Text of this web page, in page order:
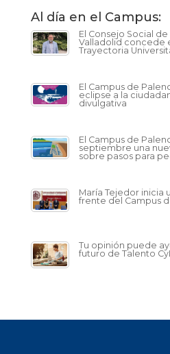
Al día en el Campus:
El Consejo Social
Valladolid concede
Trayectoria
El Campus de
eclipse a la
divulgativa
El Campus de
septiembre una
sobre pasos para
María Tejedor inicia
frente del Campus
Tu opinión puede
futuro de Talento